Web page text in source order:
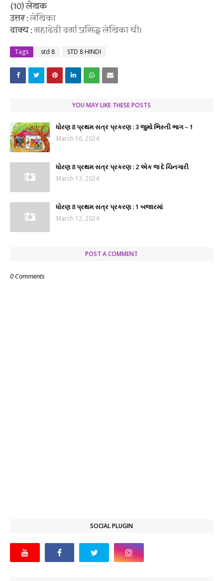
(10) लेखक
उत्तर :लेखिका
वाक्य :महादेवी वर्मा प्रसिद्ध लेखिका थी।
Tags std 8 STD 8 HINDI
YOU MAY LIKE THESE POSTS
ધોરણ 8 પ્રથમ સત્ર પ્રકરણ : 3 જુમો ભિસ્તી ભાગ – 1
March 16, 2024
ધોરણ 8 પ્રથમ સત્ર પ્રકરણ : 2 એક જ દે ચિનગારી
March 13, 2024
ધોરણ 8 પ્રથમ સત્ર પ્રકરણ : 1 બજારમાં
March 12, 2024
POST A COMMENT
0 Comments
SOCIAL PLUGIN